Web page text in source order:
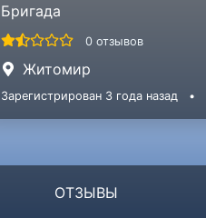
Бригада
0 отзывов
Житомир
Зарегистрирован 3 года назад •
ОТЗЫВЫ